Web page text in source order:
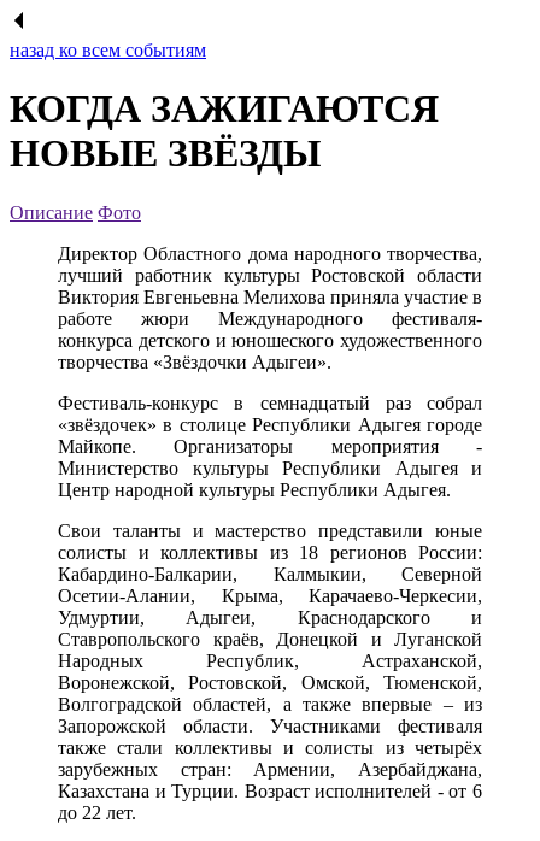
назад ко всем событиям
КОГДА ЗАЖИГАЮТСЯ
НОВЫЕ ЗВЁЗДЫ
Описание Фото
Директор Областного дома народного творчества,
лучший работник культуры Ростовской области
Виктория Евгеньевна Мелихова приняла участие в
работе жюри Международного фестиваля-
конкурса детского и юношеского художественного
творчества «Звёздочки Адыгеи».
Фестиваль-конкурс в семнадцатый раз собрал
«звёздочек» в столице Республики Адыгея городе
Майкопе. Организаторы мероприятия -
Министерство культуры Республики Адыгея и
Центр народной культуры Республики Адыгея.
Свои таланты и мастерство представили юные
солисты и коллективы из 18 регионов России:
Кабардино-Балкарии, Калмыкии, Северной
Осетии-Алании, Крыма, Карачаево-Черкесии,
Удмуртии, Адыгеи, Краснодарского и
Ставропольского краёв, Донецкой и Луганской
Народных Республик, Астраханской,
Воронежской, Ростовской, Омской, Тюменской,
Волгоградской областей, а также впервые – из
Запорожской области. Участниками фестиваля
также стали коллективы и солисты из четырёх
зарубежных стран: Армении, Азербайджана,
Казахстана и Турции. Возраст исполнителей - от 6
до 22 лет.